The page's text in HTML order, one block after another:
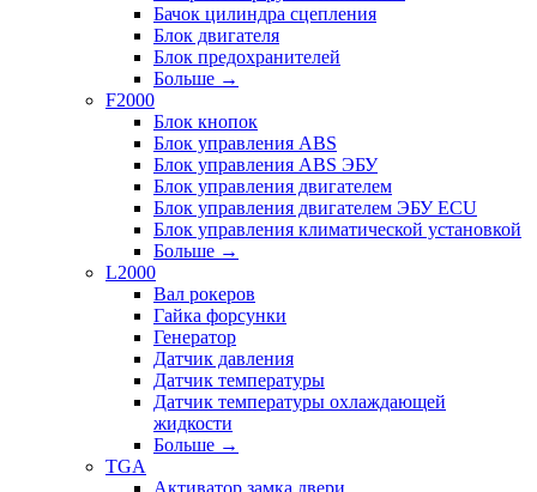
Бачок цилиндра сцепления
Блок двигателя
Блок предохранителей
Больше →
F2000
Блок кнопок
Блок управления ABS
Блок управления ABS ЭБУ
Блок управления двигателем
Блок управления двигателем ЭБУ ECU
Блок управления климатической установкой
Больше →
L2000
Вал рокеров
Гайка форсунки
Генератор
Датчик давления
Датчик температуры
Датчик температуры охлаждающей
жидкости
Больше →
TGA
Активатор замка двери